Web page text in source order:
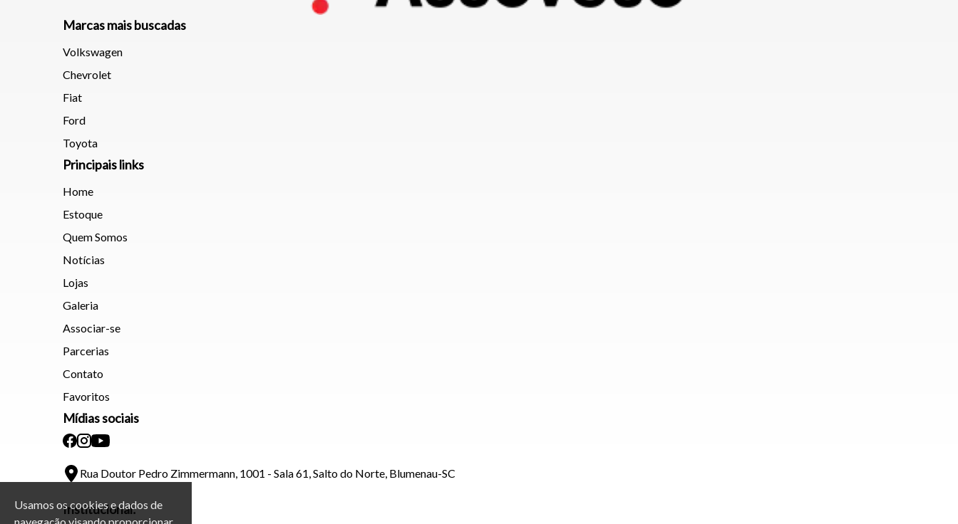
Usamos os cookies e dados de
Marcas mais buscadas
Volkswagen
Chevrolet
Fiat
Ford
Toyota
Principais links
Home
Estoque
Quem Somos
Notícias
Lojas
Galeria
Associar-se
Parcerias
Contato
Favoritos
Mídias sociais
Rua Doutor Pedro Zimmermann, 1001 - Sala 61, Salto do Norte, Blumenau-SC
Institucional: